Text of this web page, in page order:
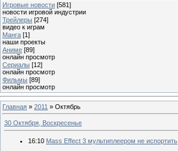
Игровые новости [581]
новости игровой индустрии
Трейлеры [274]
видео к играм
Манга [1]
наши проекты
Аниме [89]
онлайн просмотр
Сериалы [12]
онлайн просмотр
Фильмы [89]
онлайн просмотр
Главная » 2011 » Октябрь
30 Октября, Воскресенье
16:10 Mass Effect 3 мультиплеером не испортить